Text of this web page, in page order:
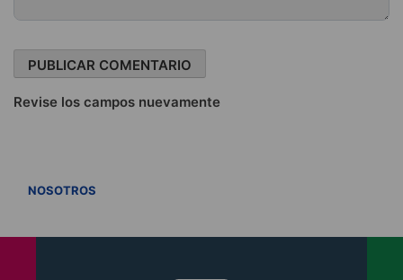
Revise los campos nuevamente
NOSOTROS